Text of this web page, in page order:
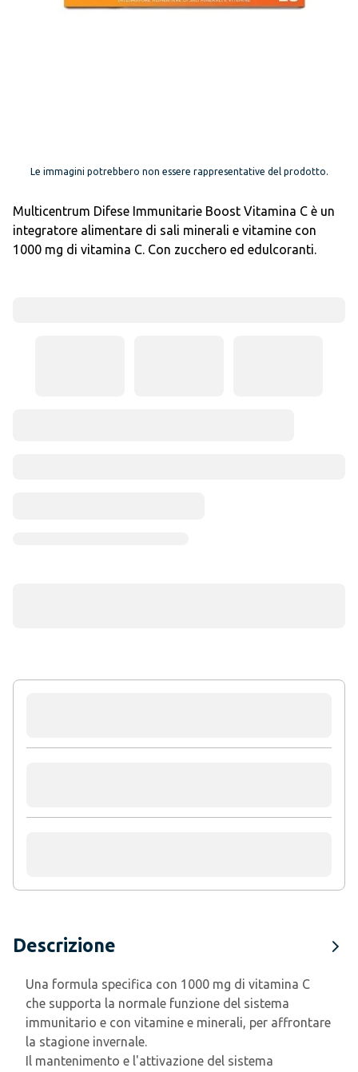
Le immagini potrebbero non essere rappresentative del prodotto.
Multicentrum Difese Immunitarie Boost Vitamina C è un
integratore alimentare di sali minerali e vitamine con
1000 mg di vitamina C. Con zucchero ed edulcoranti.
Descrizione
Una formula specifica con 1000 mg di vitamina C
che supporta la normale funzione del sistema
immunitario e con vitamine e minerali, per affrontare
la stagione invernale.
Il mantenimento e l'attivazione del sistema